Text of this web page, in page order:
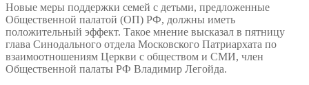
Новые меры поддержки семей с детьми, предложенные
Общественной палатой (ОП) РФ, должны иметь
положительный эффект. Такое мнение высказал в пятницу
глава Синодального отдела Московского Патриархата по
взаимоотношениям Церкви с обществом и СМИ, член
Общественной палаты РФ Владимир Легойда.